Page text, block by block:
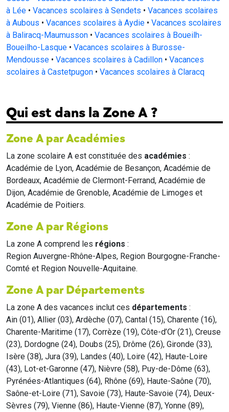
à Lée • Vacances scolaires à Sendets • Vacances scolaires
à Aubous • Vacances scolaires à Aydie • Vacances scolaires
à Baliracq-Maumusson • Vacances scolaires à Boueilh-
Boueilho-Lasque • Vacances scolaires à Burosse-
Mendousse • Vacances scolaires à Cadillon • Vacances
scolaires à Castetpugon • Vacances scolaires à Claracq
Qui est dans la Zone A ?
Zone A par Académies
La zone scolaire A est constituée des académies :
Académie de Lyon, Académie de Besançon, Académie de
Bordeaux, Académie de Clermont-Ferrand, Académie de
Dijon, Académie de Grenoble, Académie de Limoges et
Académie de Poitiers.
Zone A par Régions
La zone A comprend les régions :
Region Auvergne-Rhône-Alpes, Region Bourgogne-Franche-
Comté et Region Nouvelle-Aquitaine.
Zone A par Départements
La zone A des vacances inclut ces départements :
Ain (01), Allier (03), Ardèche (07), Cantal (15), Charente (16),
Charente-Maritime (17), Corrèze (19), Côte-d’Or (21), Creuse
(23), Dordogne (24), Doubs (25), Drôme (26), Gironde (33),
Isère (38), Jura (39), Landes (40), Loire (42), Haute-Loire
(43), Lot-et-Garonne (47), Nièvre (58), Puy-de-Dôme (63),
Pyrénées-Atlantiques (64), Rhône (69), Haute-Saône (70),
Saône-et-Loire (71), Savoie (73), Haute-Savoie (74), Deux-
Sèvres (79), Vienne (86), Haute-Vienne (87), Yonne (89),